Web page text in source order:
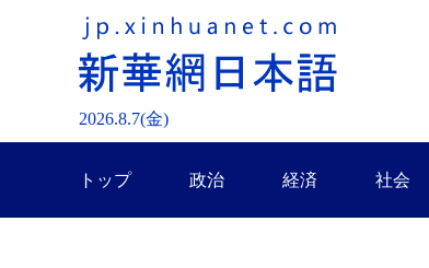
2026.8.7(金)
トップ 政治 経済 社会